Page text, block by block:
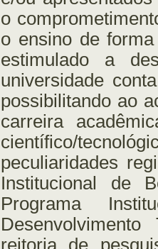
o
o ensino de
estimulado a
universidade
possibilitando ao
carreira
científico/
peculiaridades
Institucional de
Programa
reitoria de